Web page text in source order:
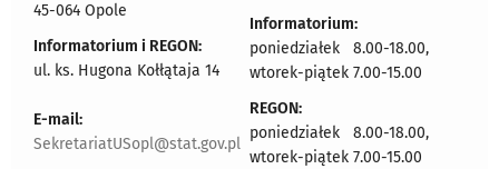
45-064 Opole
Informatorium i REGON:
ul. ks. Hugona Kołłątaja 14
E-mail:
SekretariatUSopl@stat.gov.pl
Informatorium:
poniedziałek 8.00-18.00,
wtorek-piątek 7.00-15.00
REGON:
poniedziałek 8.00-18.00,
wtorek-piątek 7.00-15.00